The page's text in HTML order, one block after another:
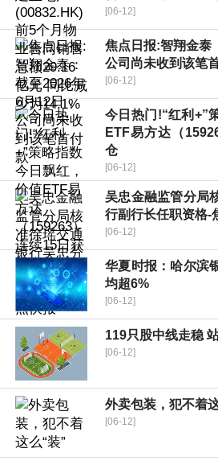
[06-12]
焦点日报:智翔金泰
公司尚未收到该笔
[06-12]
今日热门!“红利+”
ETF易方达（
仓
[06-12]
吴忠金融监管分局
行副行长任职资格-
[06-12]
华夏时报：哈尔滨
均超6%
[06-12]
119只股中线走稳
[06-12]
外卖包装，犯不着
[06-12]